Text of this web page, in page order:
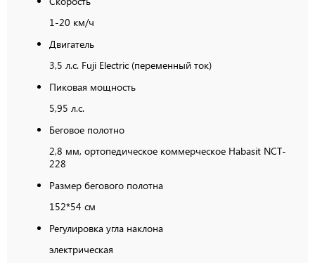
1-20 км/ч
Двигатель
3,5 л.с. Fuji Electric (переменный ток)
Пиковая мощность
5,95 л.с.
Беговое полотно
2,8 мм, ортопедическое коммерческое Habasit NСT-
228
Размер бегового полотна
152*54 см
Регулировка угла наклона
электрическая